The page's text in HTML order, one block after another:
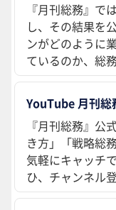
『月刊総務』で
し、その結果を
ンがどのように
ているのか、総
YouTube 月刊総
『月刊総務』
き方」「戦略総
気軽にキャッチ
ひ、チャンネル